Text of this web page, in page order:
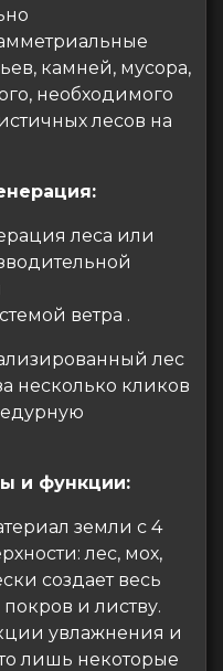
камней, мусора,
необходимого
лесов на
леса или
ветра .
лес
несколько кликов
и функции:
земли с 4
лес, мох,
создает весь
и листву.
увлажнения и
лишь некоторые